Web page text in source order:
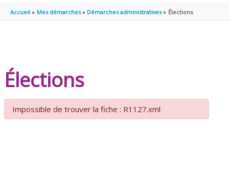
PRINCIPAL
Accueil Mes démarches Démarches administratives Élections
Élections
Impossible de trouver la fiche : R1127.xml